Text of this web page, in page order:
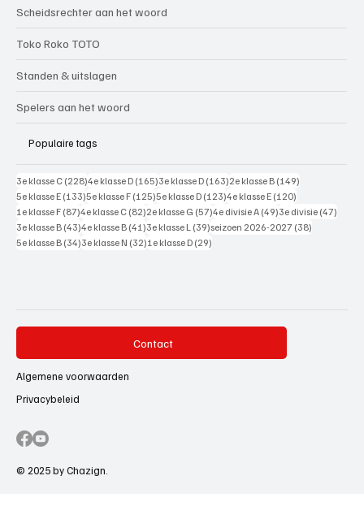
Scheidsrechter aan het woord
Toko Roko TOTO
Standen & uitslagen
Spelers aan het woord
Populaire tags
3e klasse C (228)228 posts
4e klasse D (165)165 posts
3e klasse D (163)163 posts
2e klasse B (149)
5e klasse E (133)133 posts
5e klasse F (125)125 posts
5e klasse D (123)123 posts
4e klasse E (120)
1e klasse F (87)87 posts
4e klasse C (82)82 posts
2e klasse G (57)57 posts
4e divisie A (49)49 posts
3e divisie (47)
3e klasse B (43)43 posts
4e klasse B (41)41 posts
3e klasse L (39)39 posts
seizoen 2026-2027 (38)
5e klasse B (34)34 posts
3e klasse N (32)32 posts
1e klasse D (29)
Contact
Algemene voorwaarden
Privacybeleid
© 2025 by Chazign.